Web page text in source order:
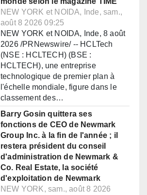
NEW YORK et NOIDA, Inde, sam.,
août 8 2026 09:25
NEW YORK et NOIDA, Inde, 8 août
2026 /PRNewswire/ -- HCLTech
(NSE : HCLTECH) (BSE :
HCLTECH), une entreprise
technologique de premier plan à
l'échelle mondiale, figure dans le
classement des…
Barry Gosin quittera ses
fonctions de CEO de Newmark
Group Inc. à la fin de l'année ; il
restera président du conseil
d'administration de Newmark &
Co. Real Estate, la société
d'exploitation de Newmark
NEW YORK, sam., août 8 2026